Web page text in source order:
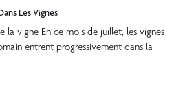
Les Vignes
la vigne En ce mois de juillet, les vignes
entrent progressivement dans la